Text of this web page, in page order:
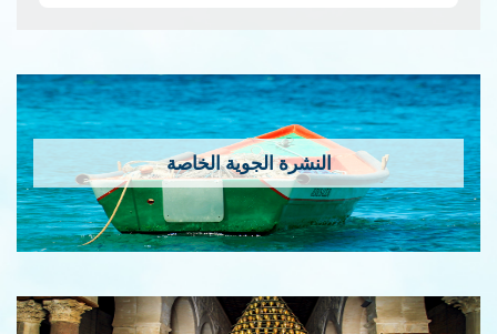
النشرة الجوية الخاصة